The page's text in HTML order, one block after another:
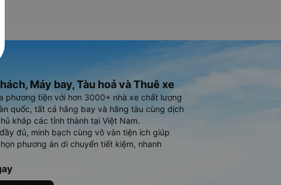
Máy bay, Tàu hoả và Thuê xe
phương tiện với hơn 3000+ nhà xe chất lượng
quốc, tất cả hãng bay và hãng tàu cùng dịch
khắp các tỉnh thành tại Việt Nam.
đủ, minh bạch cùng vô vàn tiện ích giúp
phương án di chuyển tiết kiệm, nhanh